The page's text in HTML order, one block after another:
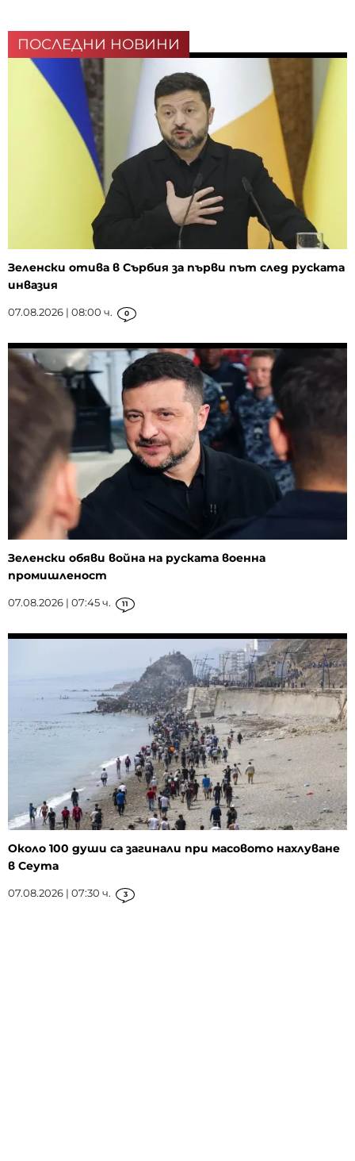
ПОСЛЕДНИ НОВИНИ
Зеленски отива в Сърбия за първи път след руската
инвазия
07.08.2026 | 08:00 ч. 0
Зеленски обяви война на руската военна
промишленост
07.08.2026 | 07:45 ч. 11
Около 100 души са загинали при масовото нахлуване
в Сеута
07.08.2026 | 07:30 ч. 3